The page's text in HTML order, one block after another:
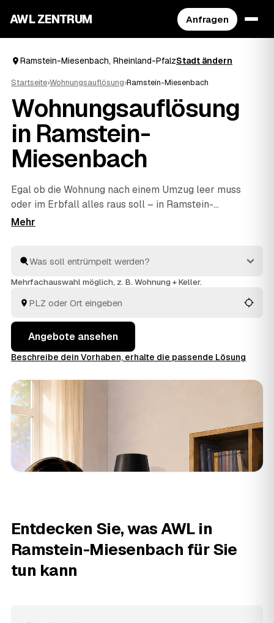
AWL ZENTRUM Anfragen
Ramstein-Miesenbach, Rheinland-PfalzStadt ändern
Startseite›Wohnungsauflösung›Ramstein-Miesenbach
Wohnungsauflösung
in Ramstein-
Miesenbach
Egal ob die Wohnung nach einem Umzug leer muss
oder im Erbfall alles raus soll – in Ramstein-
Miesenbach finden Sie mit AWL schnell den richtigen
Ramstein-Miesenbach undLandstuhl
Kaiserslautern. Vom Ausräumen über die fachgerechte
dabei. Sie entscheiden, welches Angebot für Sie am
meisten Sinn ergibt.
Mehrfachauswahl möglich, z. B. Wohnung + Keller.
Angebote ansehen
Beschreibe dein Vorhaben, erhalte die passende Lösung
Entdecken Sie, was AWL in
Ramstein-Miesenbach für Sie
tun kann